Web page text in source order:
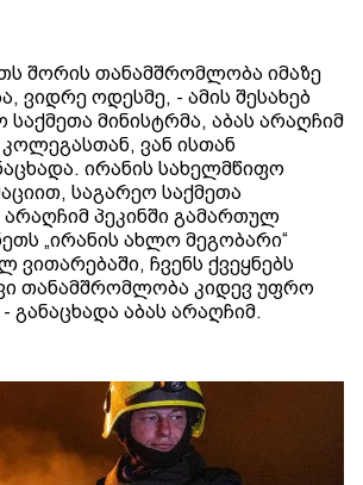
შორის თანამშრომლობა იმაზე
ვიდრე ოდესმე, - ამის შესახებ
საქმეთა მინისტრმა, აბას არაღჩიმ
ვან ისთან
ირანის სახელმწიფო
საგარეო საქმეთა
არაღჩიმ პეკინში გამართულ
„ირანის ახლო მეგობარი“
ვითარებაში, ჩვენს ქვეყნებს
თანამშრომლობა კიდევ უფრო
განაცხადა აბას არაღჩიმ.